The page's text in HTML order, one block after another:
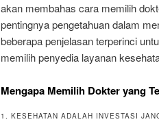
akan membahas cara memilih
pentingnya pengetahuan dalam
beberapa penjelasan terperinci
memilih penyedia layanan
Mengapa Memilih Dokter yang
1. KESEHATAN ADALAH INVESTASI